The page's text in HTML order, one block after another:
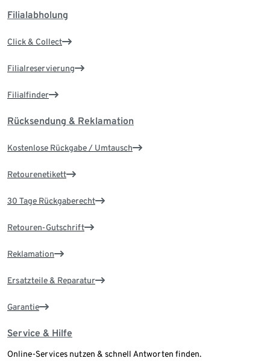
Filialabholung
Click & Collect
Filialreservierung
Filialfinder
Rücksendung & Reklamation
Kostenlose Rückgabe / Umtausch
Retourenetikett
30 Tage Rückgaberecht
Retouren-Gutschrift
Reklamation
Ersatzteile & Reparatur
Garantie
Service & Hilfe
Online-Services nutzen & schnell Antworten finden.